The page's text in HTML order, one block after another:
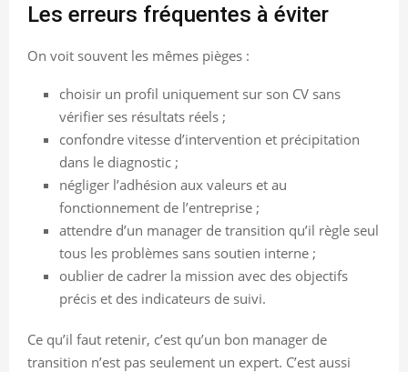
Les erreurs fréquentes à éviter
On voit souvent les mêmes pièges :
choisir un profil uniquement sur son CV sans
vérifier ses résultats réels ;
confondre vitesse d’intervention et précipitation
dans le diagnostic ;
négliger l’adhésion aux valeurs et au
fonctionnement de l’entreprise ;
attendre d’un manager de transition qu’il règle seul
tous les problèmes sans soutien interne ;
oublier de cadrer la mission avec des objectifs
précis et des indicateurs de suivi.
Ce qu’il faut retenir, c’est qu’un bon manager de
transition n’est pas seulement un expert. C’est aussi